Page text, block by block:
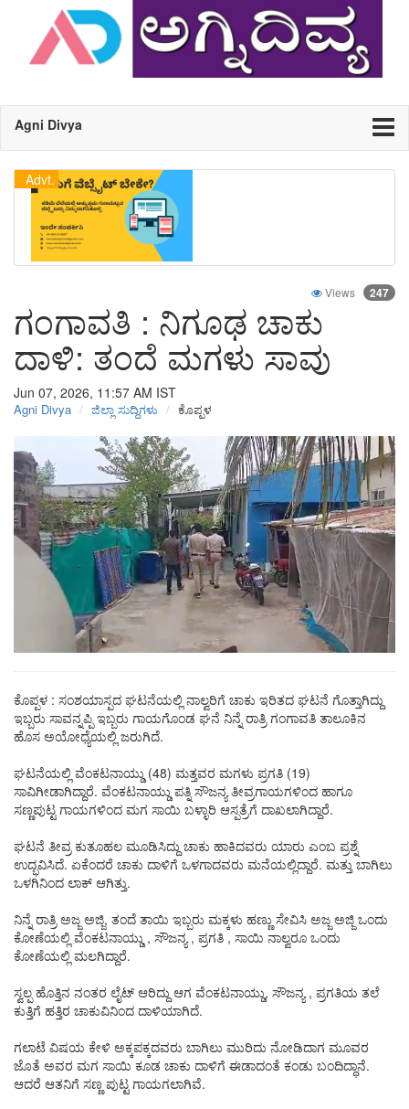
Agni Divya
Advt.
Views 247
ಗಂಗಾವತಿ : ನಿಗೂಢ ಚಾಕು
ದಾಳಿ: ತಂದೆ ಮಗಳು ಸಾವು
Jun 07, 2026, 11:57 AM IST
Agni Divya ಜಿಲ್ಲಾ ಸುದ್ದಿಗಳು ಕೊಪ್ಪಳ
ಕೊಪ್ಪಳ : ಸಂಶಯಾಸ್ಪದ ಘಟನೆಯಲ್ಲಿ ನಾಲ್ವರಿಗೆ ಚಾಕು ಇರಿತದ ಘಟನೆ ಗೊತ್ತಾಗಿದ್ದು
ಇಬ್ಬರು ಸಾವನ್ನಪ್ಪಿ ಇಬ್ಬರು ಗಾಯಗೊಂಡ ಘನೆ ನಿನ್ನೆ ರಾತ್ರಿ ಗಂಗಾವತಿ ತಾಲೂಕಿನ
ಹೊಸ ಅಯೋಧ್ಯೆಯಲ್ಲಿ ಜರುಗಿದೆ.
ಘಟನೆಯಲ್ಲಿ ವೆಂಕಟನಾಯ್ಡು (48) ಮತ್ತವರ ಮಗಳು ಪ್ರಗತಿ (19)
ಸಾವಿಗೀಡಾಗಿದ್ದಾರೆ. ವೆಂಕಟನಾಯ್ಡು ಪತ್ನಿ ಸೌಜನ್ಯ ತೀವ್ರಗಾಯಗಳಿಂದ ಹಾಗೂ
ಸಣ್ಣಪುಟ್ಟ ಗಾಯಗಳಿಂದ ಮಗ ಸಾಯಿ ಬಳ್ಳಾರಿ ಆಸ್ಪತ್ರೆಗೆ ದಾಖಲಾಗಿದ್ದಾರೆ.
ಘಟನೆ ತೀವ್ರ ಕುತೂಹಲ ಮೂಡಿಸಿದ್ದು ಚಾಕು ಹಾಕಿದವರು ಯಾರು ಎಂಬ ಪ್ರಶ್ನೆ
ಉದ್ಭವಿಸಿದೆ. ಏಕೆಂದರೆ ಚಾಕು ದಾಳಿಗೆ ಒಳಗಾದವರು ಮನೆಯಲ್ಲಿದ್ದಾರೆ. ಮತ್ತು ಬಾಗಿಲು
ಒಳಗಿನಿಂದ ಲಾಕ್ ಆಗಿತ್ತು.
ನಿನ್ನೆ ರಾತ್ರಿ ಅಜ್ಜ ಅಜ್ಜಿ, ತಂದೆ ತಾಯಿ ಇಬ್ಬರು ಮಕ್ಕಳು ಹಣ್ಣು ಸೇವಿಸಿ ಅಜ್ಜ ಅಜ್ಜಿ ಒಂದು
ಕೋಣೆಯಲ್ಲಿ ವೆಂಕಟನಾಯ್ಡು , ಸೌಜನ್ಯ , ಪ್ರಗತಿ , ಸಾಯಿ ನಾಲ್ವರೂ ಒಂದು
ಕೋಣೆಯಲ್ಲಿ ಮಲಗಿದ್ದಾರೆ.
ಸ್ವಲ್ಪ ಹೊತ್ತಿನ ನಂತರ ಲೈಟ್ ಆರಿದ್ದು ಆಗ ವೆಂಕಟನಾಯ್ಡು, ಸೌಜನ್ಯ , ಪ್ರಗತಿಯ ತಲೆ
ಕುತ್ತಿಗೆ ಹತ್ತಿರ ಚಾಕುವಿನಿಂದ ದಾಳಿಯಾಗಿದೆ.
ಗಲಾಟೆ ವಿಷಯ ಕೇಳಿ ಅಕ್ಕಪಕ್ಕದವರು ಬಾಗಿಲು ಮುರಿದು ನೋಡಿದಾಗ ಮೂವರ
ಜೊತೆ ಅವರ ಮಗ ಸಾಯಿ ಕೂಡ ಚಾಕು ದಾಳಿಗೆ ಈಡಾದಂತೆ ಕಂಡು ಬಂದಿದ್ಧಾನೆ.
ಆದರೆ ಆತನಿಗೆ ಸಣ್ಣ ಪುಟ್ಟ ಗಾಯಗಲಾಗಿವೆ.